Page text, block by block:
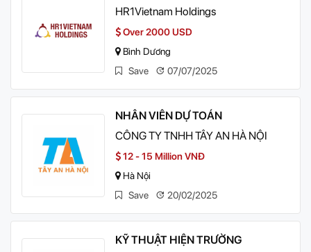
HR1Vietnam Holdings
Over 2000 USD
Bình Dương
Save
07/07/2025
NHÂN VIÊN DỰ TOÁN
CÔNG TY TNHH TÂY AN HÀ NỘI
12 - 15 Million VNĐ
Hà Nội
Save
20/02/2025
KỸ THUẬT HIỆN TRƯỜNG